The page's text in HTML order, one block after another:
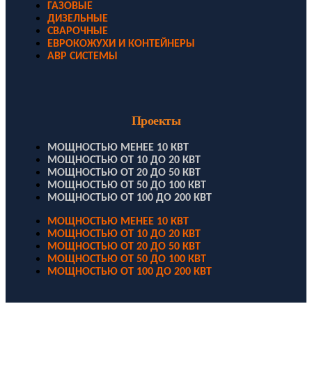
ГАЗОВЫЕ
ДИЗЕЛЬНЫЕ
СВАРОЧНЫЕ
ЕВРОКОЖУХИ И КОНТЕЙНЕРЫ
АВР СИСТЕМЫ
Проекты
МОЩНОСТЬЮ МЕНЕЕ 10 КВТ
МОЩНОСТЬЮ ОТ 10 ДО 20 КВТ
МОЩНОСТЬЮ ОТ 20 ДО 50 КВТ
МОЩНОСТЬЮ ОТ 50 ДО 100 КВТ
МОЩНОСТЬЮ ОТ 100 ДО 200 КВТ
МОЩНОСТЬЮ МЕНЕЕ 10 КВТ
МОЩНОСТЬЮ ОТ 10 ДО 20 КВТ
МОЩНОСТЬЮ ОТ 20 ДО 50 КВТ
МОЩНОСТЬЮ ОТ 50 ДО 100 КВТ
МОЩНОСТЬЮ ОТ 100 ДО 200 КВТ